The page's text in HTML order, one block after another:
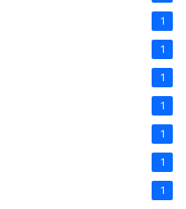
1
1
1
1
1
1
1